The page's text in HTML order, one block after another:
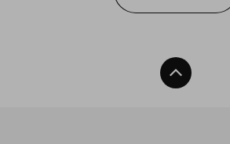
Нагоре